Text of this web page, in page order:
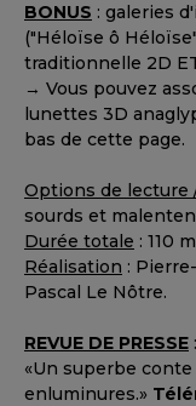
BONUS : galeries
("Héloïse ô
traditionnelle 2D
→ Vous pouvez
lunettes 3D
bas de cette page.
Options de lecture
sourds et
Durée totale : 110
Réalisation :
Pascal Le Nôtre.
REVUE DE PRESSE :
«Un superbe
enluminures.»